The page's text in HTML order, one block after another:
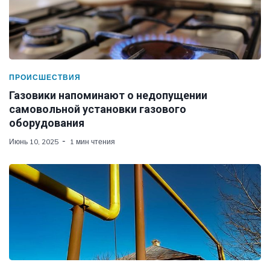
ПРОИСШЕСТВИЯ
Газовики напоминают о недопущении
самовольной установки газового
оборудования
Июнь 10, 2025 1 мин чтения